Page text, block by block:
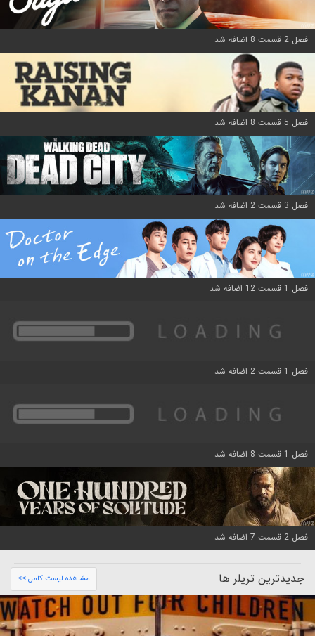
فصل 2 قسمت 8 اضافه شد
فصل 5 قسمت 8 اضافه شد
فصل 3 قسمت 2 اضافه شد
فصل 1 قسمت 12 اضافه شد
فصل 1 قسمت 2 اضافه شد
فصل 1 قسمت 8 اضافه شد
فصل 2 قسمت 7 اضافه شد
جدیدترین تریلر ها مشاهده لیست کامل >>